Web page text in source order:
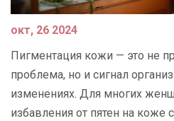
окт, 26 2024
Пигментация кожи — это не
проблема, но и сигнал
изменениях. Для многих
избавления от пятен на коже